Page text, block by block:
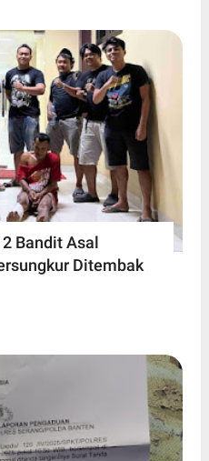
Bandit Asal
Ditembak